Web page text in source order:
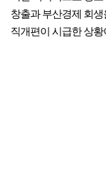
창출과 부산경제 회
직개편이 시급한 상황